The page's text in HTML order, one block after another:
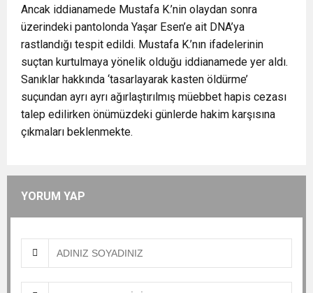
Ancak iddianamede Mustafa K.’nin olaydan sonra
üzerindeki pantolonda Yaşar Esen’e ait DNA’ya
rastlandığı tespit edildi. Mustafa K.’nın ifadelerinin
suçtan kurtulmaya yönelik olduğu iddianamede yer aldı.
Sanıklar hakkında ‘tasarlayarak kasten öldürme’
suçundan ayrı ayrı ağırlaştırılmış müebbet hapis cezası
talep edilirken önümüzdeki günlerde hakim karşısına
çıkmaları beklenmekte.
YORUM YAP